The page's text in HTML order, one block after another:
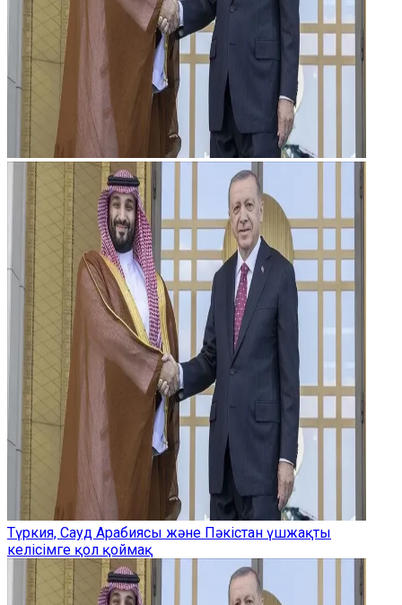
Түркия, Сауд Арабиясы және Пәкістан үшжақты
келісімге қол қоймақ